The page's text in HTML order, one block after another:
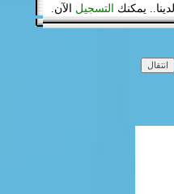
يمكنك التسجيل الآن.